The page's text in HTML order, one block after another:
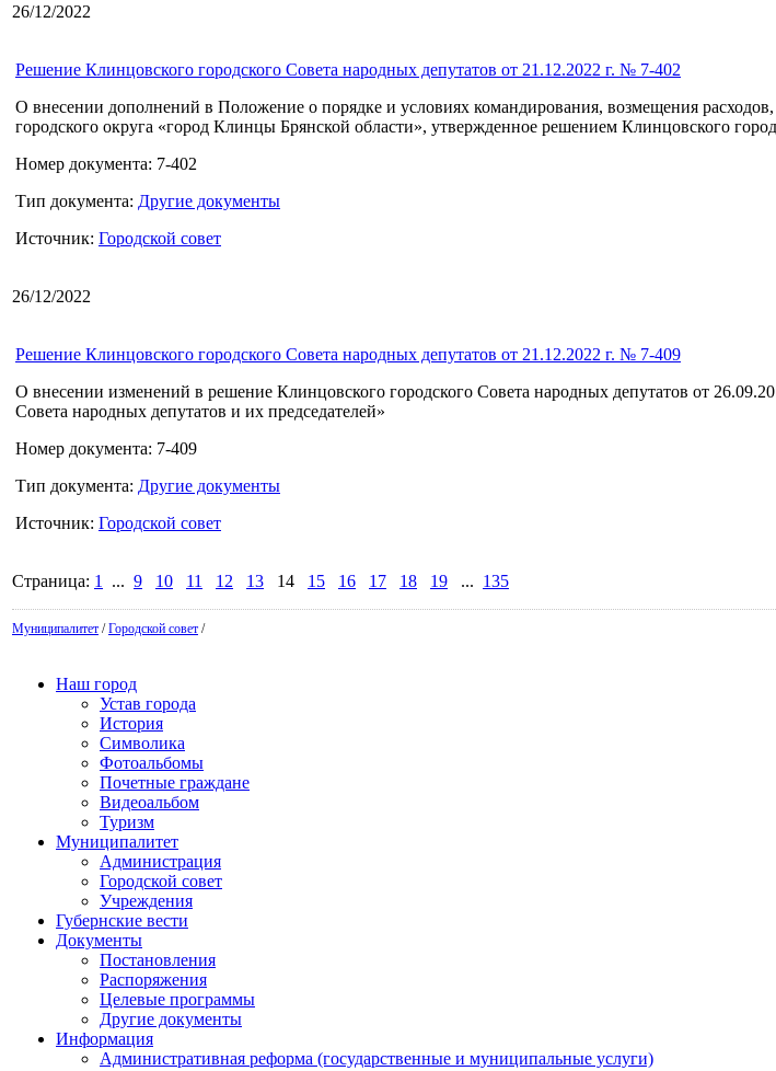
26/12/2022
Решение Клинцовского городского Совета народных депутатов от 21.12.2022 г. № 7-402
О внесении дополнений в Положение о порядке и условиях командирования, возмещения
городского округа «город Клинцы Брянской области», утвержденное решением Клинцовского
Номер документа: 7-402
Тип документа: Другие документы
Источник: Городской совет
26/12/2022
Решение Клинцовского городского Совета народных депутатов от 21.12.2022 г. № 7-409
О внесении изменений в решение Клинцовского городского Совета народных депутатов от
Совета народных депутатов и их председателей»
Номер документа: 7-409
Тип документа: Другие документы
Источник: Городской совет
Страница: 1 ... 9 10 11 12 13 14 15 16 17 18 19 ... 135
Муниципалитет /Городской совет /
Наш город
Устав города
История
Символика
Фотоальбомы
Почетные граждане
Видеоальбом
Туризм
Муниципалитет
Администрация
Городской совет
Учреждения
Губернские вести
Документы
Постановления
Распоряжения
Целевые программы
Другие документы
Информация
Административная реформа (государственные и муниципальные услуги)